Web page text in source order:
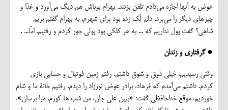
عوض به آنها اجازه می‌دادم تلفن بزنند. بهرام بوباش هم دیگ می‌آورد و غذا و
چیزهای دیگر را می‌برد. دلم لَک زده بود برای شهرم، به بهرام گفتم بریم
شاهی؟ گفت پول نداریم که ... به هر کلکی بود پولی جور کردم و رفتیم. امّا... .
● گرفتاری و زندان
وقتی رسیدیم، خیلی ذوق و شوق داشتم. رفتم زمین فوتبال و حسابی بازی
کردم. داشتم می‌آمدم که فرهاد، برادر عوض نورزاد را دیدم. رفتیم خانة ما و شام
خوردیم، موقع خداحافظی گفت: «ببین علی جان، من شب ها کورم. مرا برسان».